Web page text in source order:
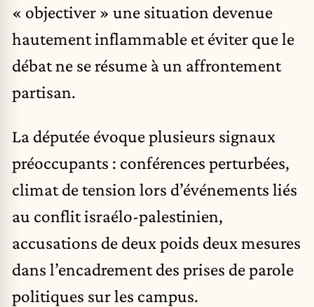
« objectiver » une situation devenue
hautement inflammable et éviter que le
débat ne se résume à un affrontement
partisan.
La députée évoque plusieurs signaux
préoccupants : conférences perturbées,
climat de tension lors d’événements liés
au conflit israélo-palestinien,
accusations de deux poids deux mesures
dans l’encadrement des prises de parole
politiques sur les campus.